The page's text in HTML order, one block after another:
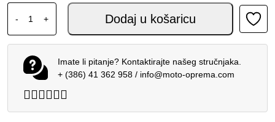
-
SPIDI RIDEMASTER JAKNA CRVENA količina
+ Dodaj u košaricu
Imate li pitanje? Kontaktirajte našeg stručnjaka.
+ (386) 41 362 958/ info@moto-oprema.com